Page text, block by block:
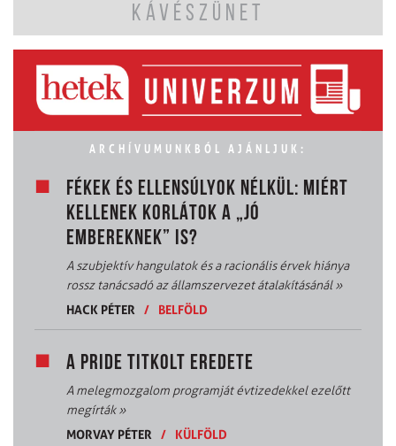
KÁVÉSZÜNET
ARCHÍVUMUNKBÓL AJÁNLJUK:
FÉKEK ÉS ELLENSÚLYOK NÉLKÜL: MIÉRT
KELLENEK KORLÁTOK A „JÓ
EMBEREKNEK” IS?
A szubjektív hangulatok és a racionális érvek hiánya
rossz tanácsadó az államszervezet átalakításánál»
HACK PÉTER
/ BELFÖLD
A PRIDE TITKOLT EREDETE
A melegmozgalom programját évtizedekkel ezelőtt
megírták»
MORVAY PÉTER
/ KÜLFÖLD